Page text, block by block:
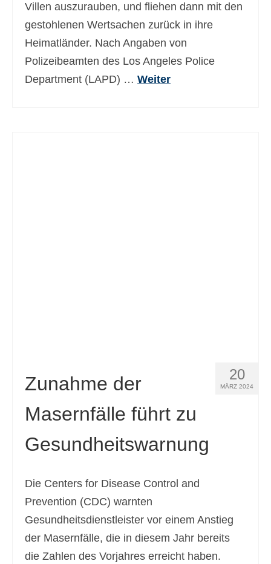
Villen auszurauben, und fliehen dann mit den
gestohlenen Wertsachen zurück in ihre
Heimatländer. Nach Angaben von
Polizeibeamten des Los Angeles Police
Department (LAPD) … Weiter
20
MÄRZ 2024
Zunahme der
Masernfälle führt zu
Gesundheitswarnung
Die Centers for Disease Control and
Prevention (CDC) warnten
Gesundheitsdienstleister vor einem Anstieg
der Masernfälle, die in diesem Jahr bereits
die Zahlen des Vorjahres erreicht haben.